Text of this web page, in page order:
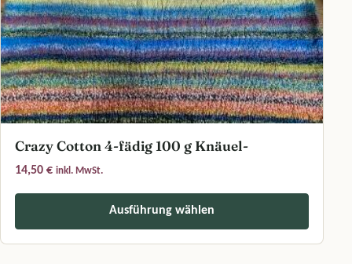
Crazy Cotton 4-fädig 100 g Knäuel-
14,50 € inkl. MwSt.
Ausführung wählen